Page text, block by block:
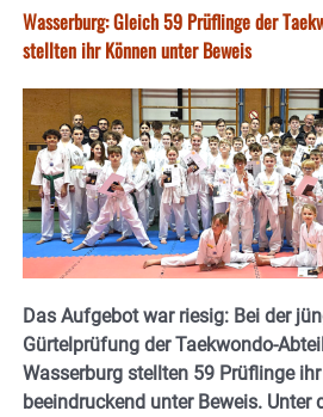
Wasserburg: Gleich 59 Prüflinge der
stellten ihr Können unter Beweis
Das Aufgebot war riesig: Bei der
Gürtelprüfung der Taekwondo-
Wasserburg stellten 59 Prüflinge
beeindruckend unter Beweis. Unter